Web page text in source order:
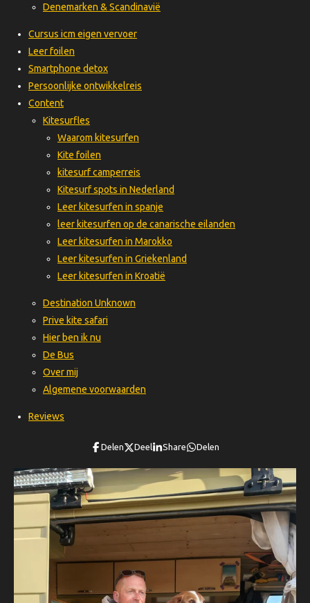
Denemarken & Scandinavië
Cursus icm eigen vervoer
Leer foilen
Smartphone detox
Persoonlijke ontwikkelreis
Content
Kitesurfles
Waarom kitesurfen
Kite foilen
kitesurf camperreis
Kitesurf spots in Nederland
Leer kitesurfen in spanje
leer kitesurfen op de canarische eilanden
Leer kitesurfen in Marokko
Leer kitesurfen in Griekenland
Leer kitesurfen in Kroatië
Destination Unknown
Prive kite safari
Hier ben ik nu
De Bus
Over mij
Algemene voorwaarden
Reviews
Delen Deel Share Delen